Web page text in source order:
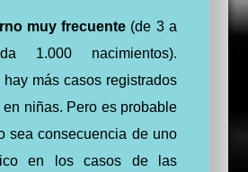
muy frecuente (de 3 a
1.000 nacimientos).
hay más casos registrados
niñas. Pero es probable
sea consecuencia de uno
en los casos de las